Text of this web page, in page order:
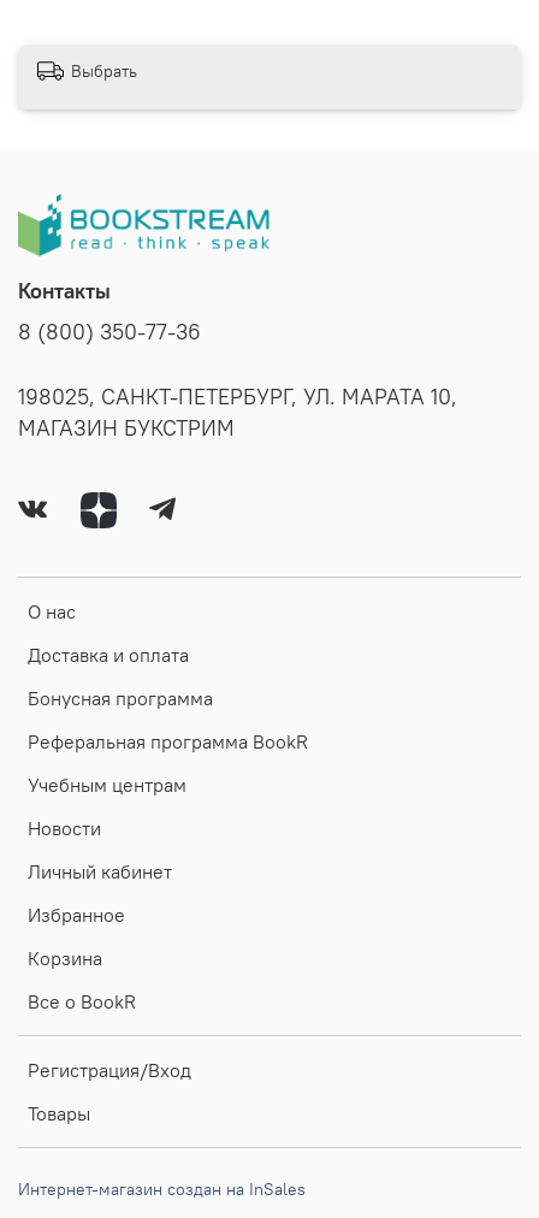
Выбрать
О нас
Доставка и оплата
Бонусная программа
Реферальная программа BookR
Учебным центрам
Новости
Личный кабинет
Избранное
Корзина
Все о BookR
Регистрация/Вход
Товары
Контакты
8 (800) 350-77-36
198025, САНКТ-ПЕТЕРБУРГ, УЛ. МАРАТА 10,
МАГАЗИН БУКСТРИМ
Интернет-магазин создан на InSales